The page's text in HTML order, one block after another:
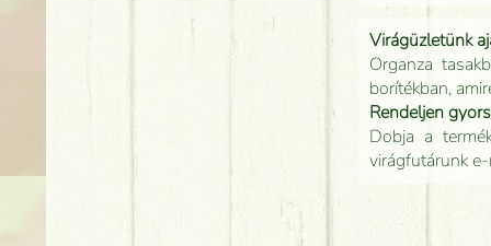
Virágüzletünk
Organza
borítékban,
Rendeljen
Dobja a
virágfutárunk